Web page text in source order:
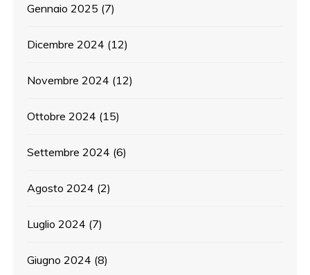
Gennaio 2025 (7)
Dicembre 2024 (12)
Novembre 2024 (12)
Ottobre 2024 (15)
Settembre 2024 (6)
Agosto 2024 (2)
Luglio 2024 (7)
Giugno 2024 (8)